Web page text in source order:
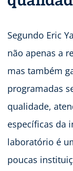
Segundo Eric
não apenas a
mas também
programadas
qualidade,
específicas da
laboratório é
poucas